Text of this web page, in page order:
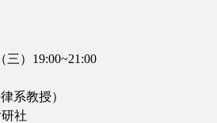
三）19:00~21:00
系教授）
社